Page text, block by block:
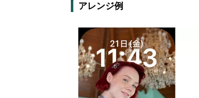
アレンジ例